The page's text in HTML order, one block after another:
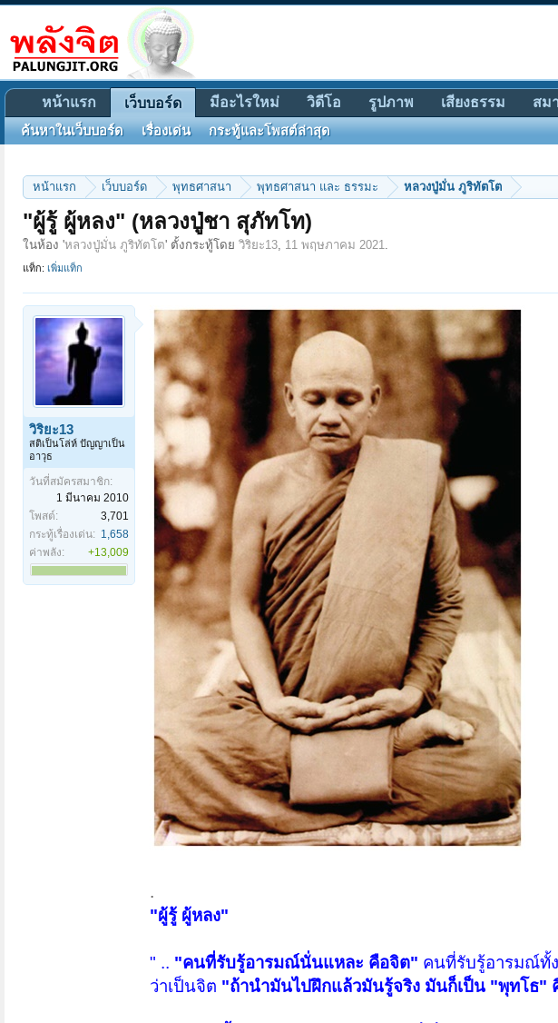
หน้าแรก เว็บบอร์ด พุทธศาสนา พุทธศาสนา และ ธรรมะ หลวงปู่มั่น ภูริทัตโต
"ผู้รู้ ผู้หลง" (หลวงปู่ชา สุภัทโท)
ในห้อง 'หลวงปู่มั่น ภูริทัตโต' ตั้งกระทู้โดย วิริยะ13, 11 พฤษภาคม 2021.
แท็ก: เพิ่มแท็ก
วิริยะ13
สติเป็นโล่ห์ ปัญญาเป็น
อาวุธ
วันที่สมัครสมาชิก:
1 มีนาคม 2010
โพสต์:
3,701
กระทู้เรื่องเด่น: 1,658
ค่าพลัง:
+13,009
.
"ผู้รู้ ผู้หลง"
" .. "คนที่รับรู้อารมณ์นั่นแหละ คือจิต" คนที่รับรู้อารมณ์ทั้
ว่าเป็นจิต "ถ้านำมันไปฝึกแล้วมันรู้จริง มันก็เป็น "พุทโธ"
หน้าแรก เว็บบอร์ด
ค้นหาในเว็บบอร์ด เรื่องเด่น กระทู้และโพสต์ล่าสุด
มีอะไรใหม่ วิดีโอ รูปภาพ เสียงธรรม สม